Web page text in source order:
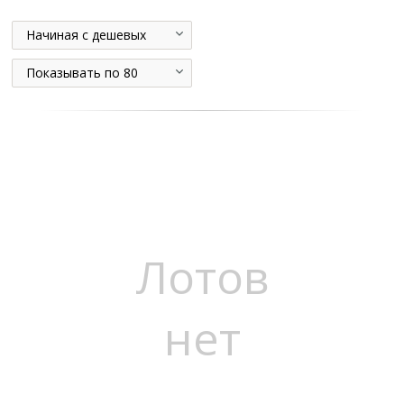
Начиная с дешевых
Показывать по 80
Лотов
нет